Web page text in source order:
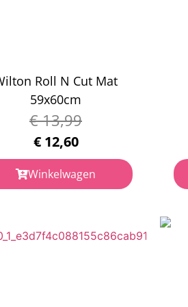
Roll N Cut Mat
59x60cm
€13,99
€12,60
Winkelwagen